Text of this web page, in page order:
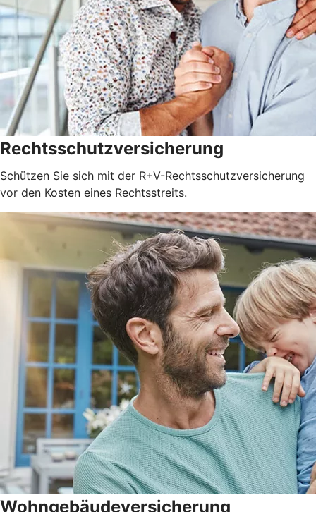
Rechtsschutzversicherung
Schützen Sie sich mit der R+V-Rechtsschutzversicherung
vor den Kosten eines Rechtsstreits.
Wohngebäudever­sicherung